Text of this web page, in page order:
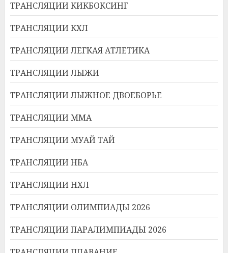
ТРАНСЛЯЦИИ КИКБОКСИНГ
ТРАНСЛЯЦИИ КХЛ
ТРАНСЛЯЦИИ ЛЕГКАЯ АТЛЕТИКА
ТРАНСЛЯЦИИ ЛЫЖИ
ТРАНСЛЯЦИИ ЛЫЖНОЕ ДВОЕБОРЬЕ
ТРАНСЛЯЦИИ ММА
ТРАНСЛЯЦИИ МУАЙ ТАЙ
ТРАНСЛЯЦИИ НБА
ТРАНСЛЯЦИИ НХЛ
ТРАНСЛЯЦИИ ОЛИМПИАДЫ 2026
ТРАНСЛЯЦИИ ПАРАЛИМПИАДЫ 2026